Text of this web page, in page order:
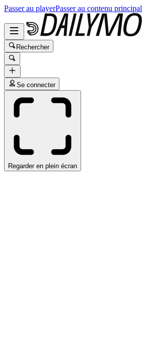
Passer au playerPasser au contenu principal
Rechercher
Se connecter
Regarder en plein écran